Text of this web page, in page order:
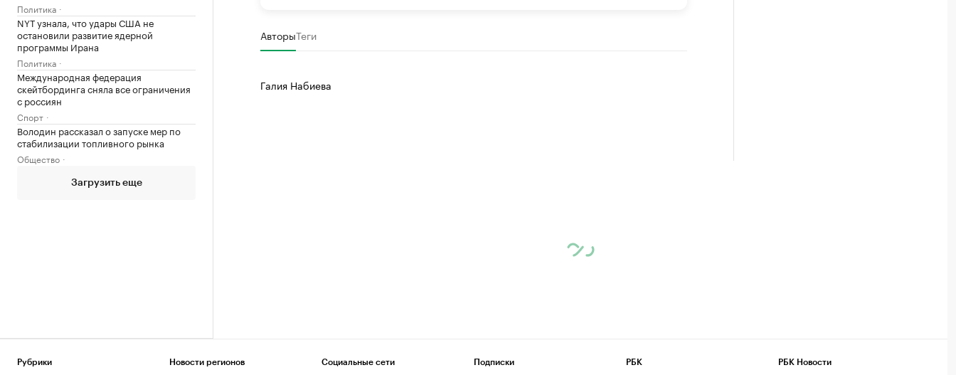
Политика
NYT узнала, что удары США не
остановили развитие ядерной
программы Ирана
Политика
Международная федерация
скейтбординга сняла все ограничения
с россиян
Спорт
Володин рассказал о запуске мер по
стабилизации топливного рынка
Общество
Загрузить еще
АвторыТеги
Галия Набиева
Рубрики Новости регионов Социальные сети Подписки РБК РБК Новости